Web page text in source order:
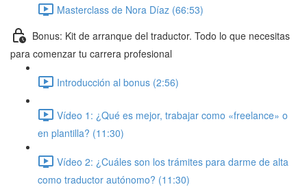
Masterclass de Nora Díaz (66:53)
Bonus: Kit de arranque del traductor. Todo lo que necesitas
para comenzar tu carrera profesional
Introducción al bonus (2:56)
Vídeo 1: ¿Qué es mejor, trabajar como «freelance» o
en plantilla? (11:30)
Vídeo 2: ¿Cuáles son los trámites para darme de alta
como traductor autónomo? (11:30)